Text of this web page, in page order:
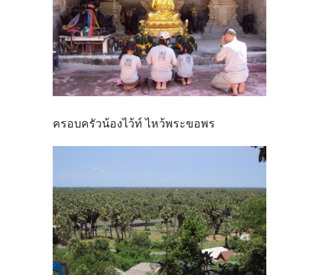
ครอบครัวน้องไว้ท์ ไหว้พระขอพร